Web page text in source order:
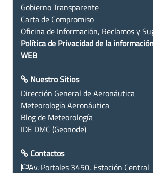
Gobierno Transparente
Carta de Compromiso
Oficina de Información, Reclamos y
Política de Privacidad de la
WEB
Nuestro Sitios
Dirección General de Aeronáutica
Meteorología Aeronáutica
Blog de Meteorología
IDE DMC (Geonode)
Contactos
Av. Portales 3450, Estación Central